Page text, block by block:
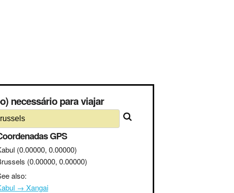
necessário para viajar
GPS
(0.00000, 0.00000)
(0.00000, 0.00000)
also:
→ Xangai